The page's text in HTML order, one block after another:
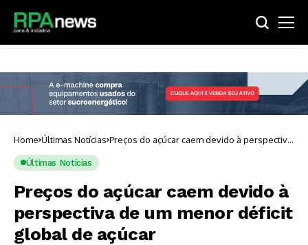
Home Últimas Notícias Preços do açúcar caem devido à perspectiva
de um menor déficit global de açúcar
Últimas Notícias
Preços do açúcar caem devido à
perspectiva de um menor déficit
global de açúcar